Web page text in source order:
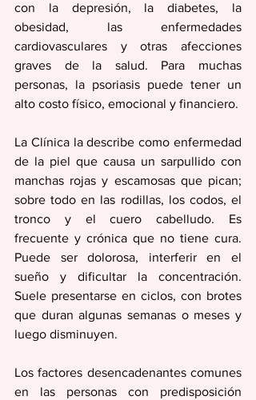
con la depresión, la diabetes, la
obesidad, las enfermedades
cardiovasculares y otras afecciones
graves de la salud. Para muchas
personas, la psoriasis puede tener un
alto costo físico, emocional y financiero.
La Clínica la describe como enfermedad
de la piel que causa un sarpullido con
manchas rojas y escamosas que pican;
sobre todo en las rodillas, los codos, el
tronco y el cuero cabelludo. Es
frecuente y crónica que no tiene cura.
Puede ser dolorosa, interferir en el
sueño y dificultar la concentración.
Suele presentarse en ciclos, con brotes
que duran algunas semanas o meses y
luego disminuyen.
Los factores desencadenantes comunes
en las personas con predisposición